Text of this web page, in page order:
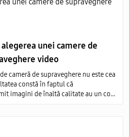
unei camere de
video
cameră de supraveghere nu este cea
constă în faptul că
imagini de înaltă calitate au un cost
ieftine nu sunt capabile să ofere o